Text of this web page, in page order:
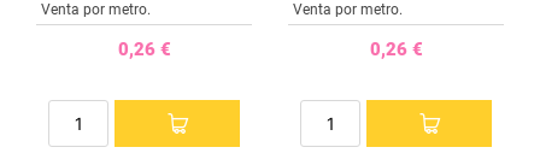
Venta por metro.
0,26 €
Venta por metro.
0,26 €